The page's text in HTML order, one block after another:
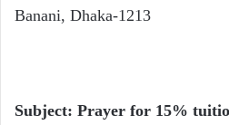
Banani, Dhaka-1213
Subject: Prayer for 15%